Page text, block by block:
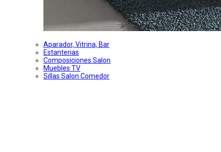
Aparador, Vitrina, Bar
Estanterias
Composiciones Salon
Muebles TV
Sillas Salon Comedor